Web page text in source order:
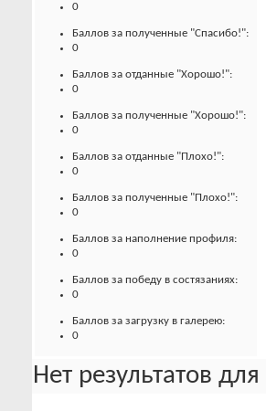
0
Баллов за полученные "Спасибо!":
0
Баллов за отданные "Хорошо!":
0
Баллов за полученные "Хорошо!":
0
Баллов за отданные "Плохо!":
0
Баллов за полученные "Плохо!":
0
Баллов за наполнение профиля:
0
Баллов за победу в состязаниях:
0
Баллов за загрузку в галерею:
0
Нет результатов